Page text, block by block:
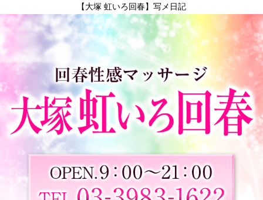
【大塚 虹いろ回春】写メ日記